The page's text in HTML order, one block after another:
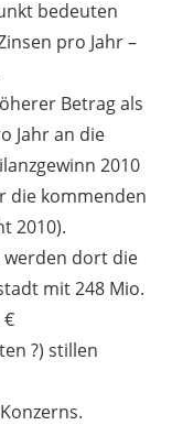
bedeuten
pro Jahr –
Betrag als
Jahr an die
2010
die kommenden
2010).
werden dort die
mit 248 Mio.
?) stillen